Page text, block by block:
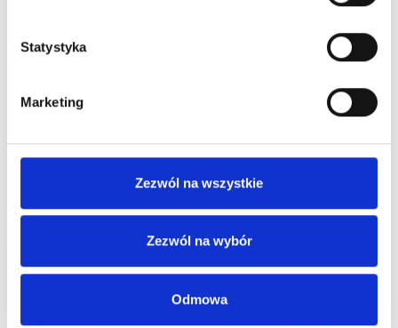
Statystyka
Marketing
Zezwól na wszystkie
Zezwól na wybór
Odmowa
Zaskocz Tatę! Najlepsze prezenty czekają w